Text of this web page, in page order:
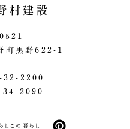
村建設
町黒野622-1
32-2200
34-2090
しこの暮らし